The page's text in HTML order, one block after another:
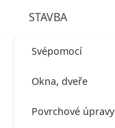
STAVBA
Svépomocí
Okna, dveře
Povrchové úpravy